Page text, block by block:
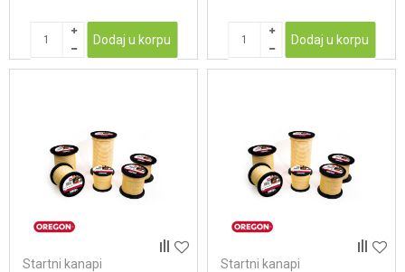
Dodaj u korpu Dodaj u korpu
Startni kanapi
Startni kanapi